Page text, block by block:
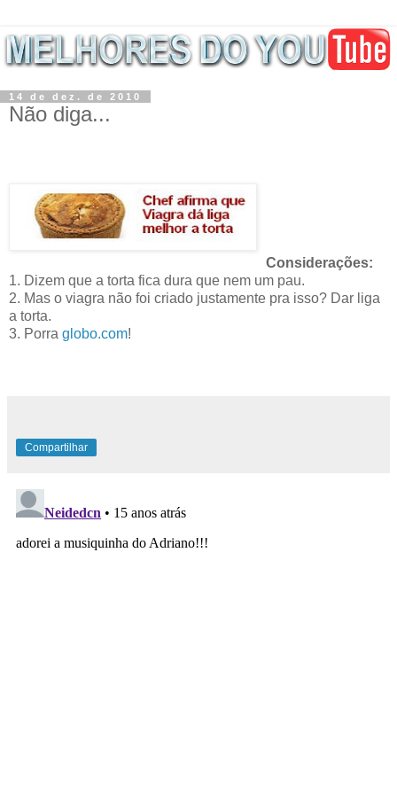
14 de dez. de 2010
Não diga...
Considerações:
1. Dizem que a torta fica dura que nem um pau.
2. Mas o viagra não foi criado justamente pra isso? Dar liga
a torta.
3. Porra globo.com!
Compartilhar